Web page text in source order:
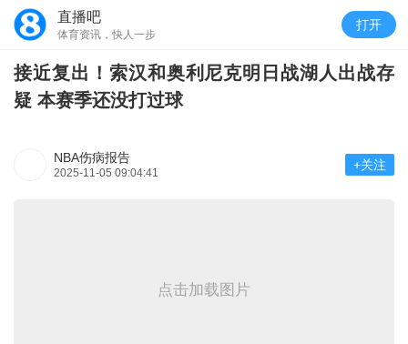
直播吧
体育资讯，快人一步
打开
接近复出！索汉和奥利尼克明日战湖人出战存
疑 本赛季还没打过球
NBA伤病报告
2025-11-05 09:04:41
+关注
点击加载图片